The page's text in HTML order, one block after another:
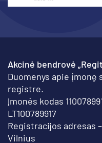
Akcinė bendrovė
Duomenys apie įmonę
registre.
Įmonės kodas
LT100789917
Registracijos adresas
Vilnius